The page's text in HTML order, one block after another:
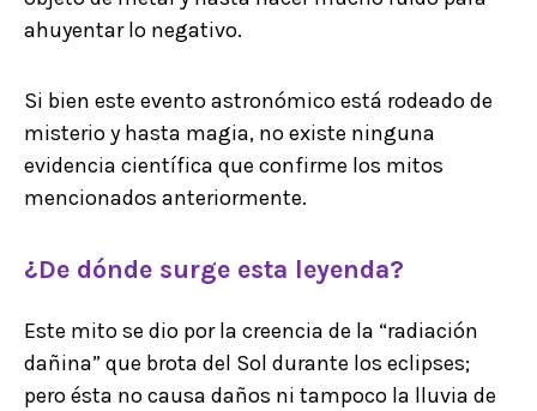
ahuyentar lo negativo.
Si bien este evento astronómico está rodeado de
misterio y hasta magia, no existe ninguna
evidencia científica que confirme los mitos
mencionados anteriormente.
¿De dónde surge esta leyenda?
Este mito se dio por la creencia de la “radiación
dañina” que brota del Sol durante los eclipses;
pero ésta no causa daños ni tampoco la lluvia de